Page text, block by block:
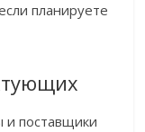
планируете
поставщики